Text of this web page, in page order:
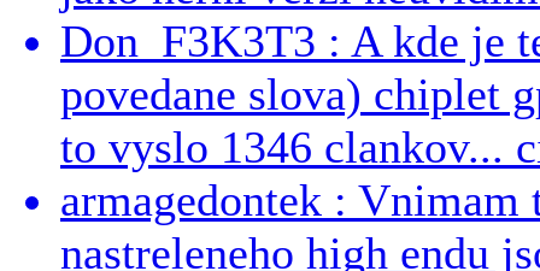
Don_F3K3T3 : A kde je
povedane slova) chiplet
to vyslo 1346 clankov...
armagedontek : Vnimam
nastreleneho high endu